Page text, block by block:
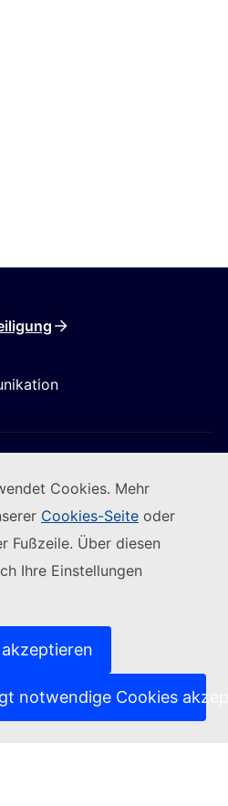
Cookies. Mehr
Cookies-Seite oder
Fußzeile. Über diesen
Ihre Einstellungen
notwendige Cookies
Kommission
(Externer Link)
Link)